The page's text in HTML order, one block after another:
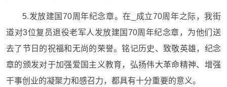
5.发放建国70周年纪念章。在_成立70周年之际，我街
道对3位复员退役老军人发放建国70周年纪念章，为他们送
去了节日的祝福和无尚的荣誉。铭记历史、致敬英雄，纪念
章的颁发对于加强爱国主义教育，弘扬伟大革命精神、增强
干事创业的凝聚力和感召力，都具有十分重要的意义。